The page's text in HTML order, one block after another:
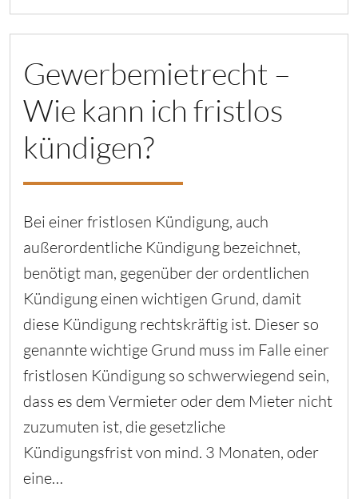
Gewerbemietrecht –
Wie kann ich fristlos
kündigen?
Bei einer fristlosen Kündigung, auch
außerordentliche Kündigung bezeichnet,
benötigt man, gegenüber der ordentlichen
Kündigung einen wichtigen Grund, damit
diese Kündigung rechtskräftig ist. Dieser so
genannte wichtige Grund muss im Falle einer
fristlosen Kündigung so schwerwiegend sein,
dass es dem Vermieter oder dem Mieter nicht
zuzumuten ist, die gesetzliche
Kündigungsfrist von mind. 3 Monaten, oder
eine…